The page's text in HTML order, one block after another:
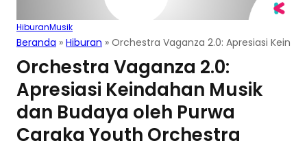
HiburanMusik
Beranda » Hiburan » Orchestra Vaganza 2.0: Apresiasi
Orchestra Vaganza 2.0:
Apresiasi Keindahan Musik
dan Budaya oleh Purwa
Caraka Youth Orchestra